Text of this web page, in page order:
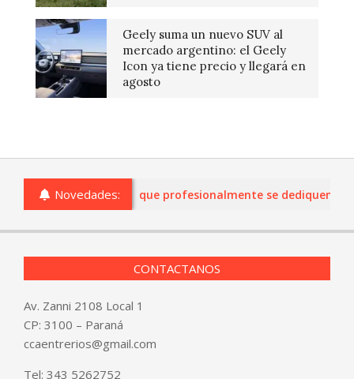
Geely suma un nuevo SUV al
mercado argentino: el Geely
Icon ya tiene precio y llegará en
agosto
Novedades:
de Entre Ríos que profesionalmente se dediquen a
CONTACTANOS
Av. Zanni 2108 Local 1
CP: 3100 – Paraná
ccaentrerios@gmail.com
Tel: 343 5262752